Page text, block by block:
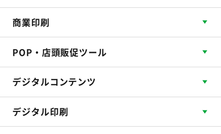
商業印刷
POP・店頭販促ツール
デジタルコンテンツ
デジタル印刷